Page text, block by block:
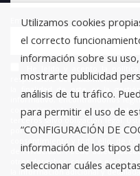
Email
responsable del tratamiento de
la finalidad de este es la
informativo, encontrándonos
consentimiento que nos está
terceros salvo obligación legal.
por lo tanto posee la capacidad
de Privacidad. Puede usted
otros derechos, como se explica
la información adicional y
Utilizamos cookies
el correcto
información sobre su
mostrarte publicidad
análisis de tu tráfico.
para permitir el uso de
“CONFIGURACIÓN DE
información de los tipos
seleccionar cuáles